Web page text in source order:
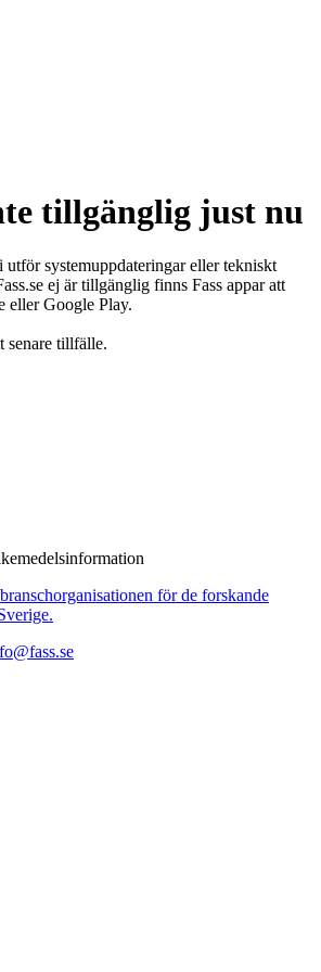
tillgänglig just nu
utför systemuppdateringar eller tekniskt
ej är tillgänglig finns Fass appar att
eller Google Play.
senare tillfälle.
för de forskande